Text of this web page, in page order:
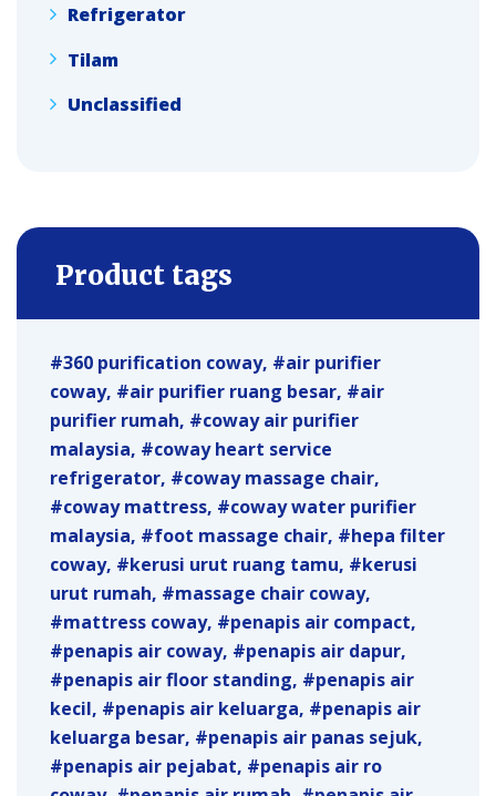
Refrigerator
Tilam
Unclassified
Product tags
360 purification coway
air purifier
coway
air purifier ruang besar
air
purifier rumah
coway air purifier
malaysia
coway heart service
refrigerator
coway massage chair
coway mattress
coway water purifier
malaysia
foot massage chair
hepa filter
coway
kerusi urut ruang tamu
kerusi
urut rumah
massage chair coway
mattress coway
penapis air compact
penapis air coway
penapis air dapur
penapis air floor standing
penapis air
kecil
penapis air keluarga
penapis air
keluarga besar
penapis air panas sejuk
penapis air pejabat
penapis air ro